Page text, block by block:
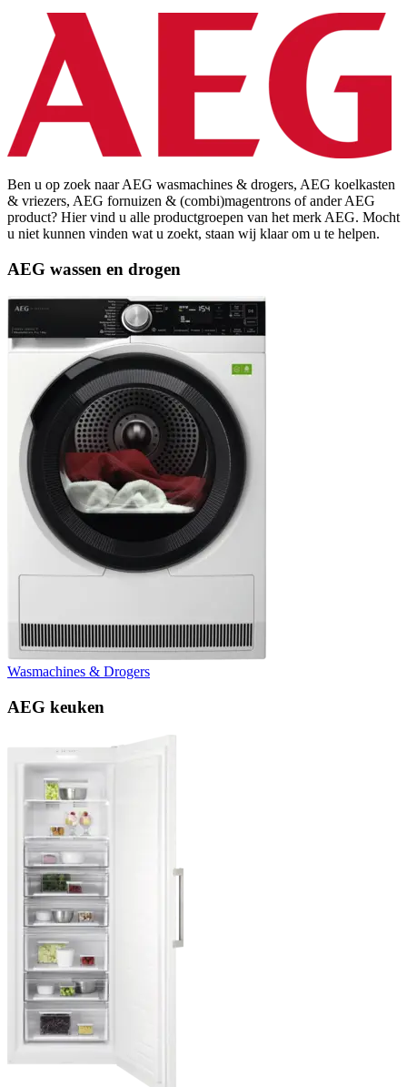
Ben u op zoek naar AEG wasmachines & drogers, AEG koelkasten
& vriezers, AEG fornuizen & (combi)magentrons of ander AEG
product? Hier vind u alle productgroepen van het merk AEG. Mocht
u niet kunnen vinden wat u zoekt, staan wij klaar om u te helpen.
AEG wassen en drogen
Wasmachines & Drogers
AEG keuken